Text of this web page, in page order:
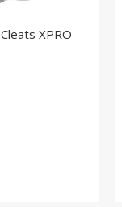
XPRO